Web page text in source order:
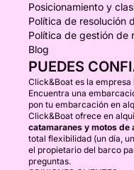
Posicionamiento y
Política de resolución
Política de gestión de
Blog
PUEDES
Click&Boat es la empresa
Encuentra una
pon tu embarcación en
Click&Boat ofrece en
catamaranes y motos de
total flexibilidad (un día,
el propietario del barco
preguntas.